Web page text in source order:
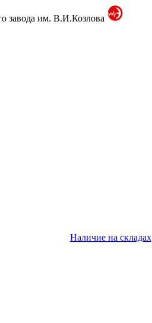
завода им. В.И.Козлова
Наличие на складах